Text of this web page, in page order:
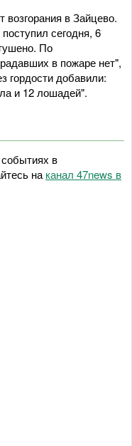
в Зайцево.
сегодня, 6
По
в пожаре нет",
гордости добавили:
и 12 лошадей".
в
на канал 47news в